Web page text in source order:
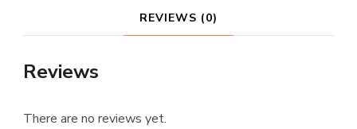
REVIEWS (0)
Reviews
There are no reviews yet.